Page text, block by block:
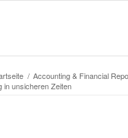
/ Accounting & Financial
in unsicheren Zeiten